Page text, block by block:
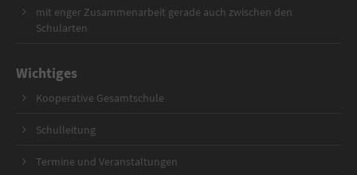
mit enger Zusammenarbeit gerade auch zwischen den
Schularten
Wichtiges
Kooperative Gesamtschule
Schulleitung
Termine und Veranstaltungen